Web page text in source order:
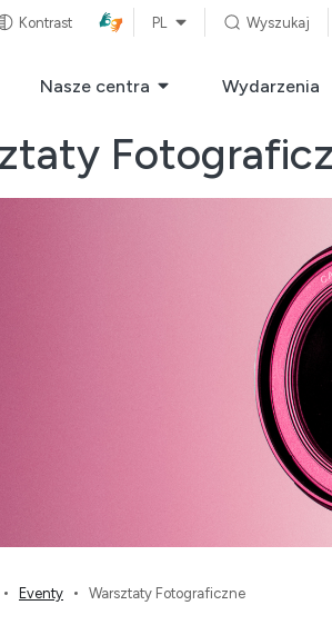
Kontrast PL Wyszukaj
Nasze centra Wydarzenia
Eventy Warsztaty Fotograficzne